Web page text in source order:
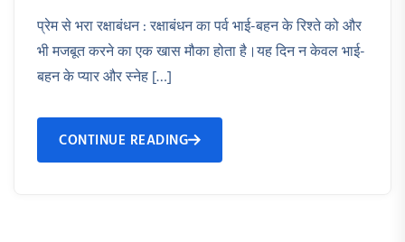
प्रेम से भरा रक्षाबंधन : रक्षाबंधन का पर्व भाई-बहन के रिश्ते को और
भी मजबूत करने का एक खास मौका होता है।यह दिन न केवल भाई-
बहन के प्यार और स्नेह […]
CONTINUE READING